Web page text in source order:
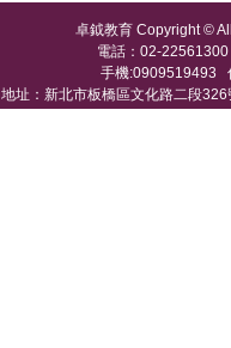
卓鉞教育 Copyright ©
電話：02-
手機:0909519493
地址：新北市板橋區文化路二段